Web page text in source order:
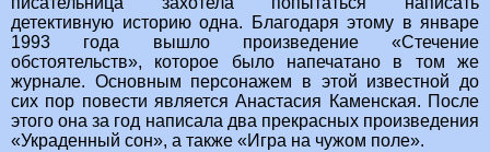
детективную историю одна. Благодаря этому в январе
1993 года вышло произведение «Стечение
обстоятельств», которое было напечатано в том же
журнале. Основным персонажем в этой известной до
сих пор повести является Анастасия Каменская. После
этого она за год написала два прекрасных произведения
«Украденный сон», а также «Игра на чужом поле».